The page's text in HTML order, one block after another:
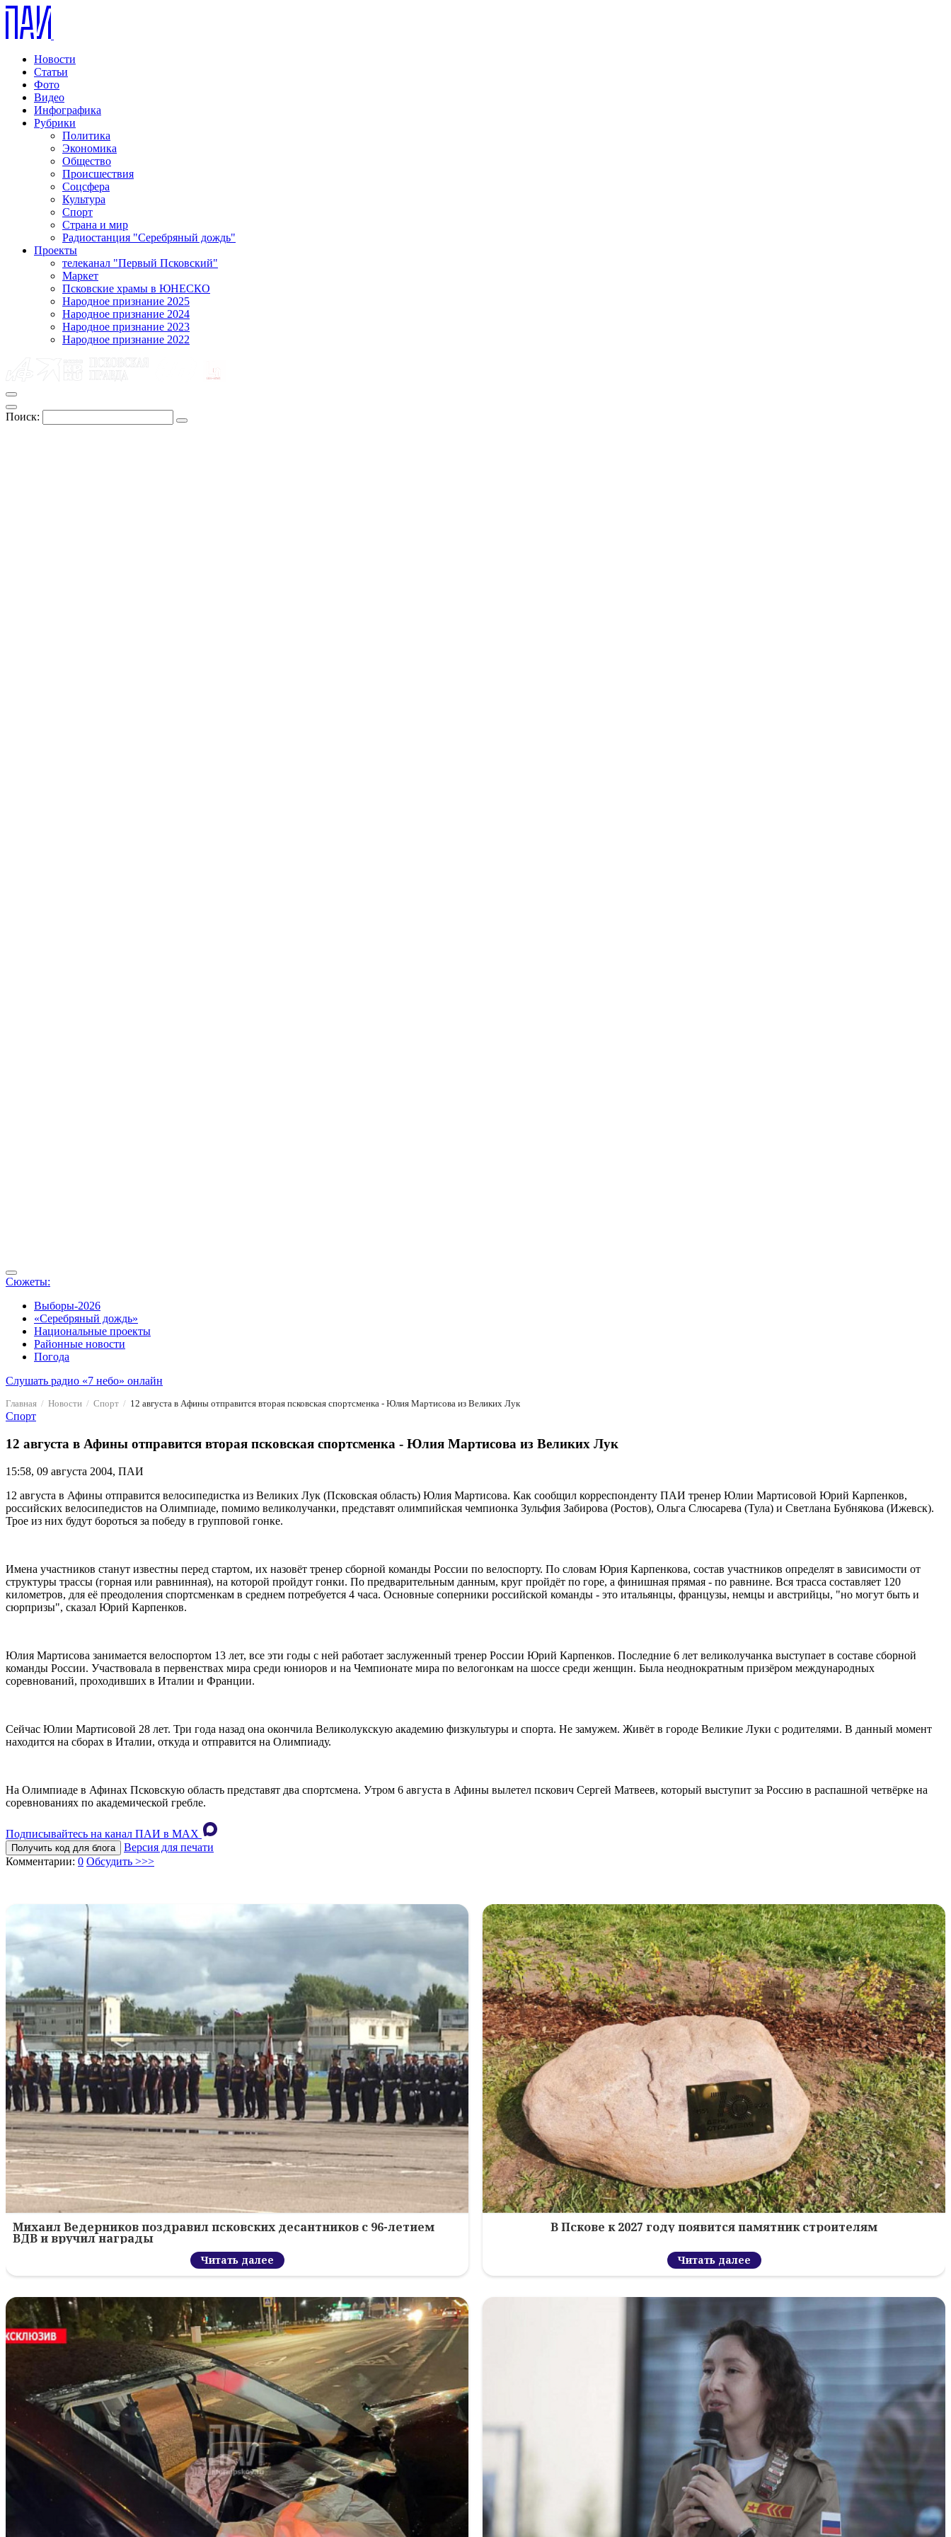
Новости
Статьи
Фото
Видео
Инфографика
Рубрики
Политика
Экономика
Общество
Происшествия
Соцсфера
Культура
Спорт
Страна и мир
Радиостанция "Серебряный дождь"
Проекты
телеканал "Первый Псковский"
Маркет
Псковские храмы в ЮНЕСКО
Народное признание 2025
Народное признание 2024
Народное признание 2023
Народное признание 2022
Поиск:
Сюжеты:
Выборы-2026
«Серебряный дождь»
Национальные проекты
Районные новости
Погода
Слушать радио «7 небо» онлайн
Главная Новости Спорт 12 августа в Афины отправится вторая псковская спортсменка - Юлия Мартисова из Великих Лук
Спорт
12 августа в Афины отправится вторая псковская спортсменка - Юлия Мартисова из Великих Лук
15:58, 09 августа 2004, ПАИ
12 августа в Афины отправится велосипедистка из Великих Лук (Псковская область) Юлия Мартисова. Как сообщил корреспонденту ПАИ тренер Юлии Мартисовой Юрий Карпенков,
российских велосипедистов на Олимпиаде, помимо великолучанки, представят олимпийская чемпионка Зульфия Забирова (Ростов), Ольга Слюсарева (Тула) и Светлана Бубнякова (Ижевск).
Трое из них будут бороться за победу в групповой гонке.
Имена участников станут известны перед стартом, их назовёт тренер сборной команды России по велоспорту. По словам Юрия Карпенкова, состав участников определят в зависимости от
структуры трассы (горная или равнинная), на которой пройдут гонки. По предварительным данным, круг пройдёт по горе, а финишная прямая - по равнине. Вся трасса составляет 120
километров, для её преодоления спортсменкам в среднем потребуется 4 часа. Основные соперники российской команды - это итальянцы, французы, немцы и австрийцы, "но могут быть и
сюрпризы", сказал Юрий Карпенков.
Юлия Мартисова занимается велоспортом 13 лет, все эти годы с ней работает заслуженный тренер России Юрий Карпенков. Последние 6 лет великолучанка выступает в составе сборной
команды России. Участвовала в первенствах мира среди юниоров и на Чемпионате мира по велогонкам на шоссе среди женщин. Была неоднократным призёром международных
соревнований, проходивших в Италии и Франции.
Сейчас Юлии Мартисовой 28 лет. Три года назад она окончила Великолукскую академию физкультуры и спорта. Не замужем. Живёт в городе Великие Луки с родителями. В данный момент
находится на сборах в Италии, откуда и отправится на Олимпиаду.
На Олимпиаде в Афинах Псковскую область представят два спортсмена. Утром 6 августа в Афины вылетел пскович Сергей Матвеев, который выступит за Россию в распашной четвёрке на
соревнованиях по академической гребле.
Подписывайтесь на канал ПАИ в MAХ
Получить код для блога
Версия для печати
Комментарии: 0 Обсудить >>>
Михаил Ведерников поздравил псковских десантников с 96-летием
ВДВ и вручил награды
Читать далее
В Пскове к 2027 году появится памятник строителям
Читать далее